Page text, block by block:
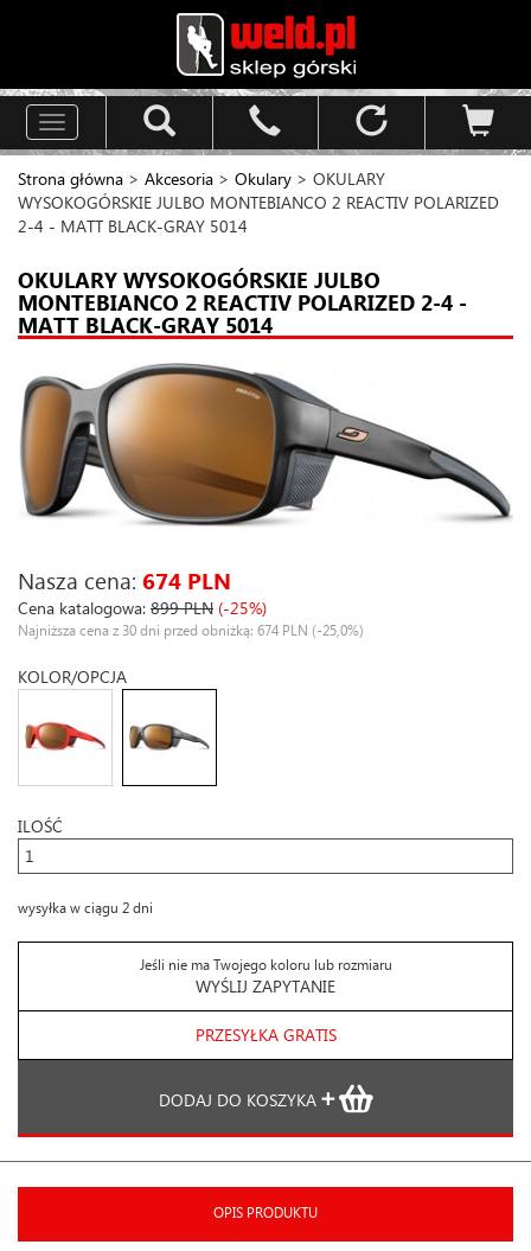
Toggle
navigation
Strona główna > Akcesoria > Okulary > OKULARY
WYSOKOGÓRSKIE JULBO MONTEBIANCO 2 REACTIV POLARIZED
2-4 - MATT BLACK-GRAY 5014
OKULARY WYSOKOGÓRSKIE JULBO
MONTEBIANCO 2 REACTIV POLARIZED 2-4 -
MATT BLACK-GRAY 5014
Nasza cena: 674 PLN
Cena katalogowa: 899 PLN (-25%)
Najniższa cena z 30 dni przed obniżką: 674 PLN (-25,0%)
KOLOR/OPCJA
ILOŚĆ
wysyłka w ciągu 2 dni
Jeśli nie ma Twojego koloru lub rozmiaru
WYŚLIJ ZAPYTANIE
PRZESYŁKA GRATIS
DODAJ DO KOSZYKA
OPIS PRODUKTU